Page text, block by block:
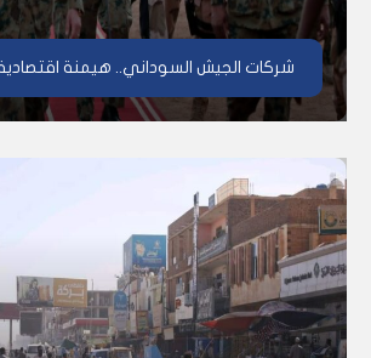
شركات الجيش السوداني.. هيمنة